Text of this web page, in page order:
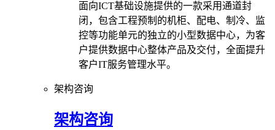
面向ICT基础设施提供的一款采用通道封
闭，包含工程预制的机柜、配电、制冷、监
控等功能单元的独立的小型数据中心，为客
户提供数据中心整体产品及交付，全面提升
客户IT服务管理水平。
架构咨询
架构咨询